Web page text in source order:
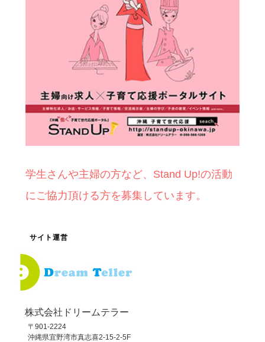
学生さんや主婦の方など、Stand Up!の活動
にご協力頂ける方を募集しています。
サイト運営
株式会社ドリームテラー
〒901-2224
沖縄県宜野湾市真志喜2-15-2-5F